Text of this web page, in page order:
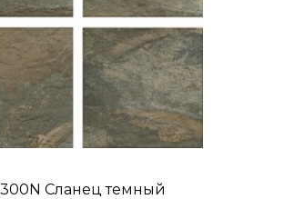
Сланец темный